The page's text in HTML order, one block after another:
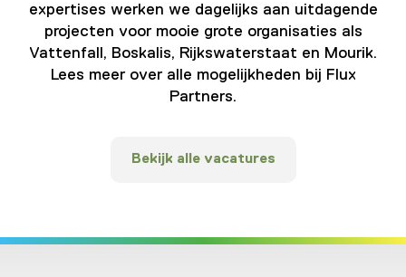
expertises werken we dagelijks aan uitdagende
projecten voor mooie grote organisaties als
Vattenfall, Boskalis, Rijkswaterstaat en Mourik.
Lees meer over alle mogelijkheden bij Flux
Partners.
Bekijk alle vacatures